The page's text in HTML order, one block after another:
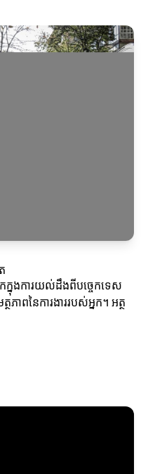
ក្នុងការយល់ដឹងពីបច្ចេកទេស
ភាពនៃការងាររបស់អ្នក។ អត្ថ